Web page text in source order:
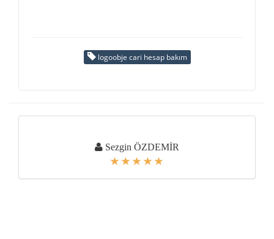
logoobje cari hesap bakım
Sezgin ÖZDEMİR